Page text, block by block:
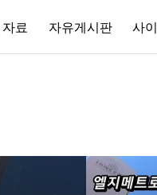
료 자유게시판 사